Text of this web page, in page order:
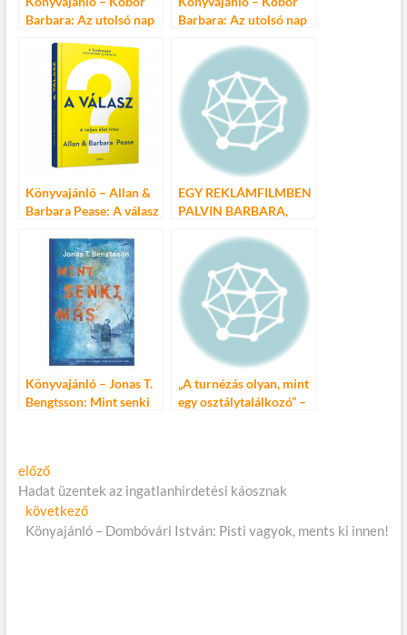
Barbara: Az utolsó nap
Barbara: Az utolsó nap
Könyvajánló – Allan &
Barbara Pease: A válasz
EGY REKLÁMFILMBEN
PALVIN BARBARA,
JANE FONDA
Könyvajánló – Jonas T.
Bengtsson: Mint senki
„A turnézás olyan, mint
egy osztálytalálkozó” –
Bejegyzés
navigáció
előzőElőző
cikk:
Hadat üzentek az ingatlanhirdetési káosznak
következőKövetkező
cikk:
Könyajánló – Dombóvári István: Pisti vagyok, ments ki innen!